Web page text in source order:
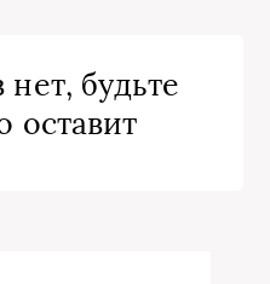
будьте
оставит